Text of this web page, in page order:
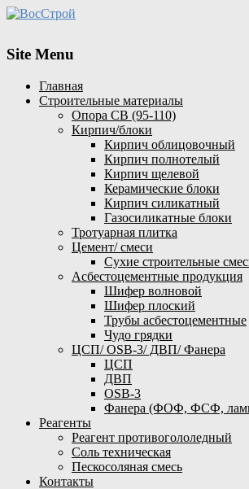
Site Menu
Главная
Строительные материалы
Опора СВ (95-110)
Кирпич/блоки
Кирпич облицовочный
Кирпич полнотелый
Кирпич щелевой
Керамические блоки
Кирпич силикатный
Газосиликатные блоки
Тротуарная плитка
Цемент/ смеси
Сухие строительные
Асбестоцементные продукция
Шифер волновой
Шифер плоский
Трубы асбестоцементные
Чудо грядки
ЦСП/ OSB-3/ ДВП/ Фанера
ЦСП
ДВП
OSB-3
Фанера (ФОФ, ФСФ,
Реагенты
Реагент противогололедный
Соль техническая
Пескосоляная смесь
Контакты